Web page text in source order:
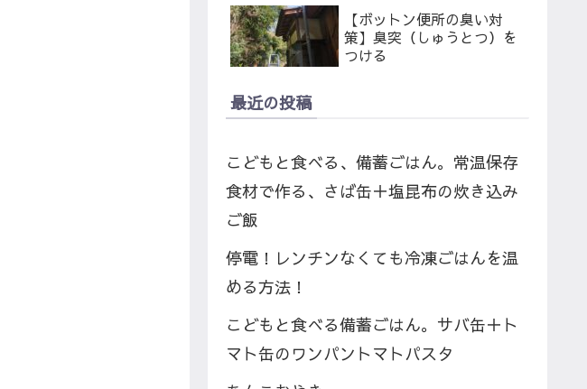
【ボットン便所の臭い対
策】臭突（しゅうとつ）を
つける
最近の投稿
こどもと食べる、備蓄ごはん。常温保存
食材で作る、さば缶＋塩昆布の炊き込み
ご飯
停電！レンチンなくても冷凍ごはんを温
める方法！
こどもと食べる備蓄ごはん。サバ缶＋ト
マト缶のワンパントマトパスタ